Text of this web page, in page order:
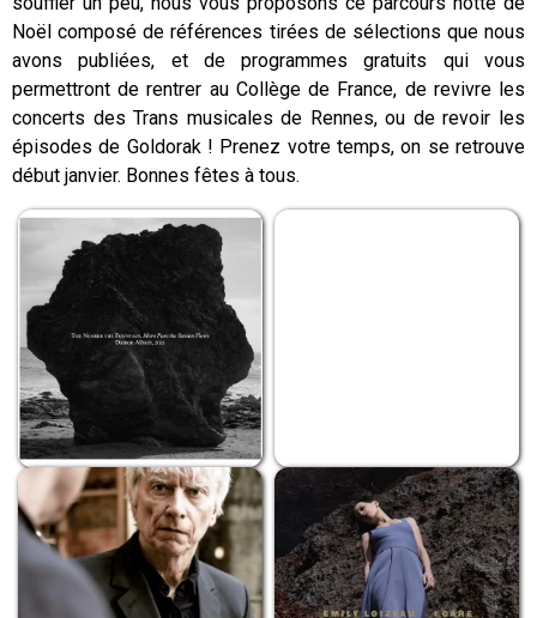
Noël composé de références tirées de sélections que nous
avons publiées, et de programmes gratuits qui vous
permettront de rentrer au Collège de France, de revivre les
concerts des Trans musicales de Rennes, ou de revoir les
épisodes de Goldorak ! Prenez votre temps, on se retrouve
début janvier. Bonnes fêtes à tous.